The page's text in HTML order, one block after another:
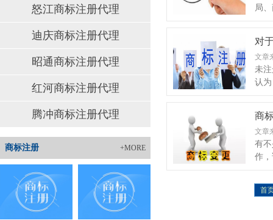
怒江商标注册代理
迪庆商标注册代理
昭通商标注册代理
红河商标注册代理
腾冲商标注册代理
+MORE
商标注册
局
对
文章
未
认
商
文章
有
作
首